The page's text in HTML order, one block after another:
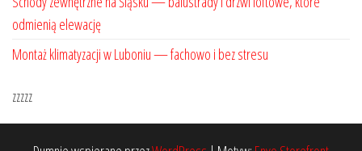
odmienią elewację
Montaż klimatyzacji w Luboniu — fachowo i bez stresu
zzzzz